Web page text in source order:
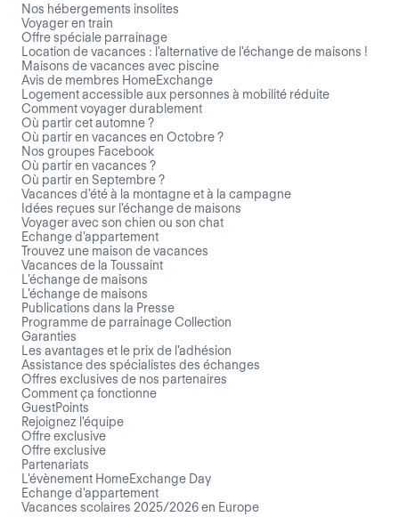
Nos hébergements insolites
Voyager en train
Offre spéciale parrainage
Location de vacances : l'alternative de l'échange de maisons !
Maisons de vacances avec piscine
Avis de membres HomeExchange
Logement accessible aux personnes à mobilité réduite
Comment voyager durablement
Où partir cet automne ?
Où partir en vacances en Octobre ?
Nos groupes Facebook
Où partir en vacances ?
Où partir en Septembre ?
Vacances d'été à la montagne et à la campagne
Idées reçues sur l'échange de maisons
Voyager avec son chien ou son chat
Echange d'appartement
Trouvez une maison de vacances
Vacances de la Toussaint
L’échange de maisons
L’échange de maisons
Publications dans la Presse
Programme de parrainage Collection
Garanties
Les avantages et le prix de l'adhésion
Assistance des spécialistes des échanges
Offres exclusives de nos partenaires
Comment ça fonctionne
GuestPoints
Rejoignez l'équipe
Offre exclusive
Offre exclusive
Partenariats
L'évènement HomeExchange Day
Echange d'appartement
Vacances scolaires 2025/2026 en Europe